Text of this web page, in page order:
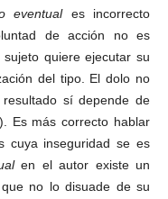
eventuales incorrecto
de acción no es
quiere ejecutar su
del tipo. El dolo no
sí depende de
Es más correcto hablar
cuya inseguridad se es
en el autor existe un
no lo disuade de su